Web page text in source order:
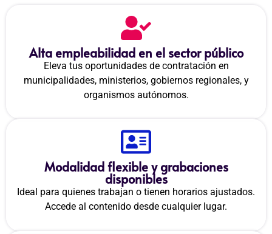
Alta empleabilidad en el sector público
Eleva tus oportunidades de contratación en
municipalidades, ministerios, gobiernos regionales, y
organismos autónomos.
Modalidad flexible y grabaciones
disponibles
Ideal para quienes trabajan o tienen horarios ajustados.
Accede al contenido desde cualquier lugar.